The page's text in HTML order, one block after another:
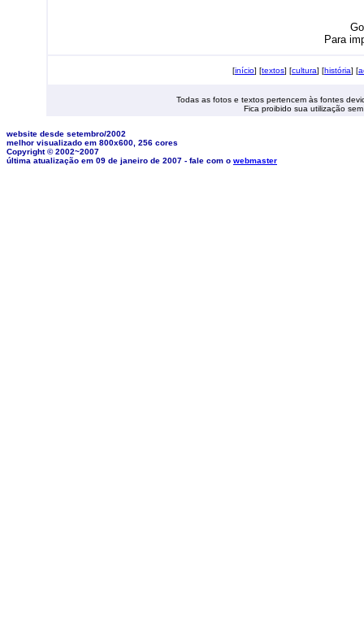
Para
[início] [textos] [cultura] [história] [
Todas as fotos e textos pertencem às fontes
Fica proibido sua utilização
website desde setembro/2002
melhor visualizado em 800x600, 256 cores
Copyright © 2002~2007
última atualização em 09 de janeiro de 2007 - fale com o webmaster